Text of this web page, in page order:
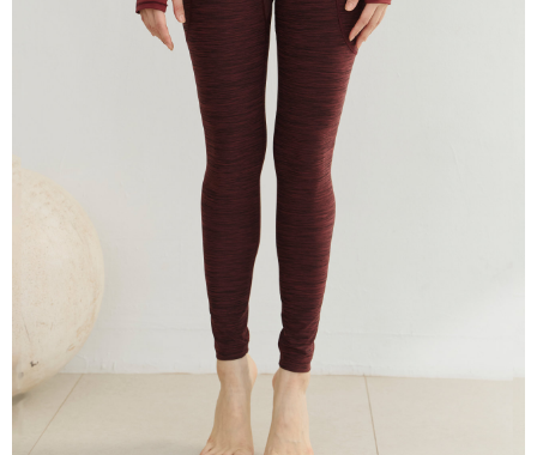
５．嚴禁一人註冊多個帳號或使用他人資訊註冊。若發現惡意使用之情形，
恩沛科技股份有限公司將有權停止該用戶之使用額度並採取法律行動。